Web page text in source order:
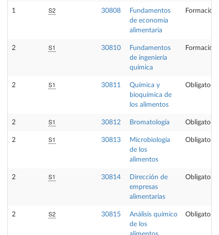
1 S2 30808
Fundamentos
de economía
alimentaria
Formación
2 S1 30810
Fundamentos
de ingeniería
química
Formación
2 S1 30811
Química y
bioquímica de
los alimentos
Obligatoria
2 S1 30812 Bromatología Obligatoria
2 S1 30813
Microbiología
de los
alimentos
Obligatoria
2 S1 30814
Dirección de
empresas
alimentarias
Obligatoria
2 S2 30815
Análisis químico
de los
Obligatoria